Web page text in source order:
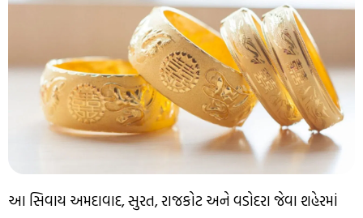
આ સિવાય અમદાવાદ, સુરત, રાજકોટ અને વડોદરા જેવા શહેરમાં